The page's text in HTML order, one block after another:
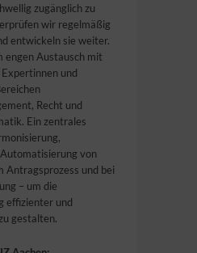
zugänglich zu
wir regelmäßig
entwickeln sie weiter.
engen Austausch mit
und
Recht und
Ein zentrales
von
Antragsprozess und bei
– um die
effizienter und
gestalten.